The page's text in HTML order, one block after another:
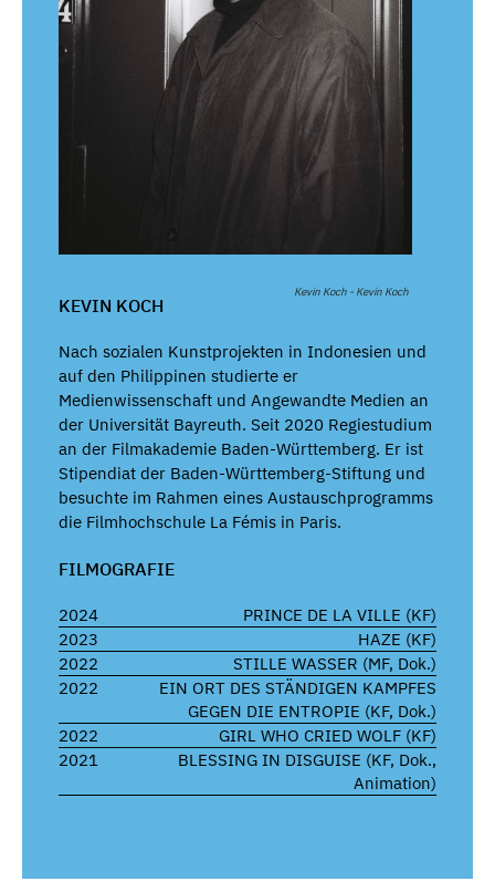
Kevin Koch - Kevin Koch
KEVIN KOCH
Nach sozialen Kunstprojekten in Indonesien und
auf den Philippinen studierte er
Medienwissenschaft und Angewandte Medien an
der Universität Bayreuth. Seit 2020 Regiestudium
an der Filmakademie Baden-Württemberg. Er ist
Stipendiat der Baden-Württemberg-Stiftung und
besuchte im Rahmen eines Austauschprogramms
die Filmhochschule La Fémis in Paris.
FILMOGRAFIE
2024
PRINCE DE LA VILLE (KF)
2023
HAZE (KF)
2022
STILLE WASSER (MF, Dok.)
2022
EIN ORT DES STÄNDIGEN KAMPFES
GEGEN DIE ENTROPIE (KF, Dok.)
2022
GIRL WHO CRIED WOLF (KF)
2021
BLESSING IN DISGUISE (KF, Dok.,
Animation)